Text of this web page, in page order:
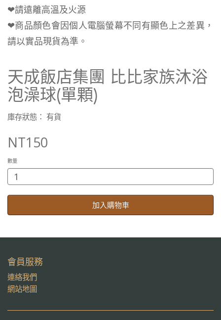
❤請遠離高溫及火源
❤商品顏色會因個人電腦螢幕不同有顯色上之差異，
請以實品現貨為準。
天成飯店集團 比比家族沐浴
泡澡球(單顆)
庫存狀態： 有貨
NT150
數量
加入購物車
會員服務
連絡我們
網站地圖